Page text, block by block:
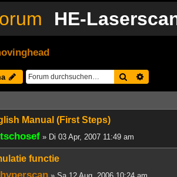
HE-
Suche
Manual (First Steps)
tschosef » Di 03 Apr, 2007 11:49 am
functie
hyperscan